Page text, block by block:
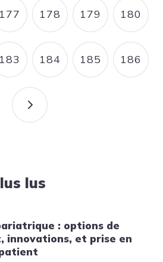
PAGE
177 PAGE
178 PAGE
179 PAGE
180
PAGE
183 PAGE
184 PAGE
185 PAGE
186
PAGE SUIVANTE
lus
: options de
innovations, et prise en